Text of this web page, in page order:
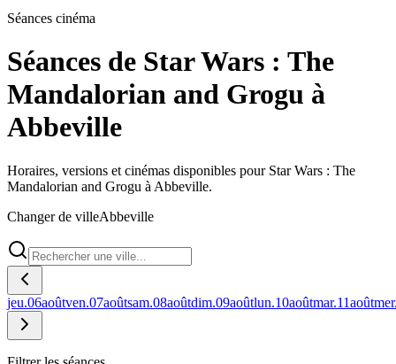
Séances cinéma
Séances de Star Wars : The
Mandalorian and Grogu à
Abbeville
Horaires, versions et cinémas disponibles pour Star Wars : The
Mandalorian and Grogu à Abbeville.
Changer de villeAbbeville
jeu.06aoûtven.07aoûtsam.08aoûtdim.09aoûtlun.10aoûtmar.11août